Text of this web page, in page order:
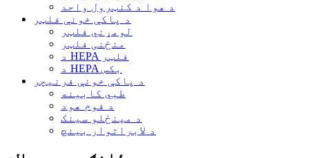
د هوا د کنټرول واحد
د پاکې خونې فلټر
لومړني فلټر
منځنی فلټر
د HEPA فلټر
د HEPA بکس
د پاکې خونې فرنیچر
طبي کابینه
د فوم هود
د مینځلو سینک
د لابراتوار بینچ